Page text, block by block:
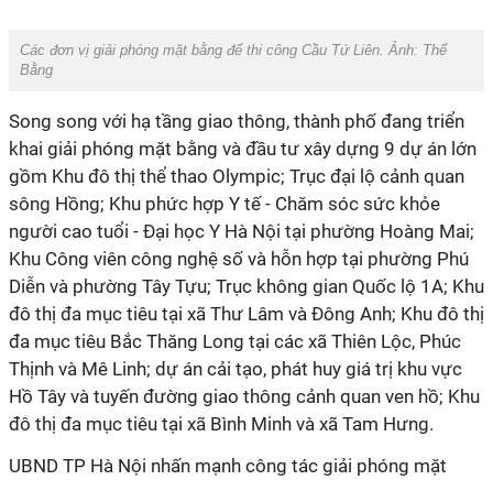
Các đơn vị giải phóng mặt bằng để thi công Cầu Tứ Liên. Ảnh: Thế
Bằng
Song song với hạ tầng giao thông, thành phố đang triển
khai giải phóng mặt bằng và đầu tư xây dựng 9 dự án lớn
gồm Khu đô thị thể thao Olympic; Trục đại lộ cảnh quan
sông Hồng; Khu phức hợp Y tế - Chăm sóc sức khỏe
người cao tuổi - Đại học Y Hà Nội tại phường Hoàng Mai;
Khu Công viên công nghệ số và hỗn hợp tại phường Phú
Diễn và phường Tây Tựu; Trục không gian Quốc lộ 1A; Khu
đô thị đa mục tiêu tại xã Thư Lâm và Đông Anh; Khu đô thị
đa mục tiêu Bắc Thăng Long tại các xã Thiên Lộc, Phúc
Thịnh và Mê Linh; dự án cải tạo, phát huy giá trị khu vực
Hồ Tây và tuyến đường giao thông cảnh quan ven hồ; Khu
đô thị đa mục tiêu tại xã Bình Minh và xã Tam Hưng.
UBND TP Hà Nội nhấn mạnh công tác giải phóng mặt